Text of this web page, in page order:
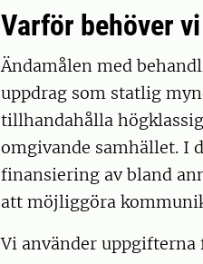
Varför behöver
Ändamålen med
uppdrag som statlig
tillhandahålla
omgivande samhället. I
finansiering av bland
att möjliggöra
Vi använder